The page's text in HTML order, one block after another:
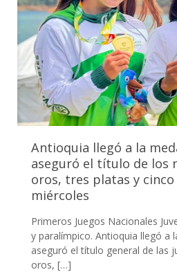
Antioquia llegó a la
aseguró el título de los
oros, tres platas y
miércoles
Primeros Juegos Nacionales
y paralímpico. Antioquia llegó a
aseguró el título general de las
oros, […]